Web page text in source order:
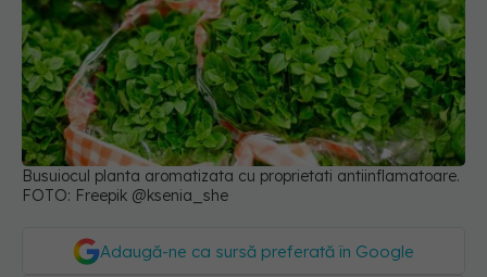
Busuiocul planta aromatizata cu proprietati antiinflamatoare.
FOTO: Freepik @ksenia_she
Adaugă-ne ca sursă preferată în Google